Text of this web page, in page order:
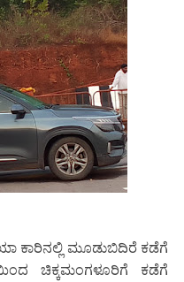
ಕಾರಿನಲ್ಲಿ ಮೂಡುಬಿದಿರೆ ಕಡೆಗೆ
ಚಿಕ್ಕಮಂಗಳೂರಿಗೆ ಕಡೆಗೆ